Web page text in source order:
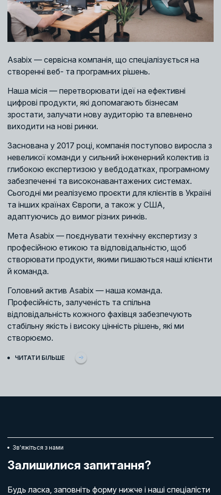
Asabix — сервісна компанія, що спеціалізується на
створенні веб- та програмних рішень.
Наша місія — перетворювати ідеї на ефективні
цифрові продукти, які допомагають бізнесам
зростати, залучати нову аудиторію та впевнено
виходити на нові ринки.
Заснована у 2017 році, компанія поступово виросла з
невеликої команди у сильний інженерний колектив із
глибокою експертизою у вебдодатках, програмному
забезпеченні та високонавантажених системах.
Сьогодні ми реалізуємо проєкти для клієнтів в Україні
та інших країнах Європи, а також у США,
адаптуючись до вимог різних ринків.
Мета Asabix — поєднувати технічну експертизу з
професійною етикою та відповідальністю, щоб
створювати продукти, якими пишаються наші клієнти
й команда.
Головний актив Asabix — наша команда.
Професійність, залученість та спільна
відповідальність кожного фахівця забезпечують
стабільну якість і високу цінність рішень, які ми
створюємо.
ЧИТАТИ БІЛЬШЕ
Зв'яжіться з нами
Залишилися запитання?
Будь ласка, заповніть форму нижче і наші спеціалісти